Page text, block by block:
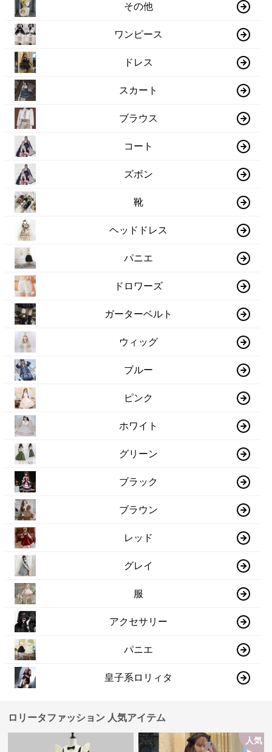
その他
ワンピース
ドレス
スカート
ブラウス
コート
ズボン
靴
ヘッドドレス
パニエ
ドロワーズ
ガーターベルト
ウィッグ
ブルー
ピンク
ホワイト
グリーン
ブラック
ブラウン
レッド
グレイ
服
アクセサリー
パニエ
皇子系ロリィタ
ロリータファッション 人気アイテム
人気